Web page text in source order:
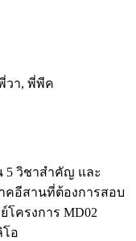
วา, พี่พีค
5 วิชาสำคัญ และ
คอีสานที่ต้องการสอบ
ครงการ MD02
อ